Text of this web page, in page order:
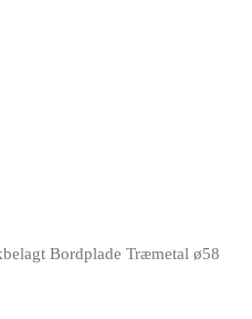
Bordplade Træmetal ø58